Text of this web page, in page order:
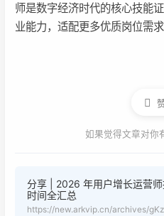
师是数字经济时代的核心技能
业能力，适配更多优质岗位需
如果觉得文章对你
分享 | 2026 年用户增长运营
时间全汇总
https://new.arkvip.cn/archives/